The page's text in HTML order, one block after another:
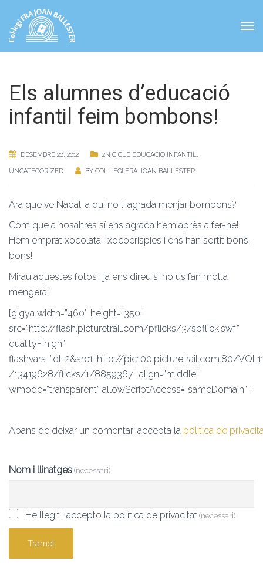
Els alumnes d’educació
infantil feim bombons!
DESEMBRE 20, 2012 2N CICLE EDUCACIÓ INFANTIL,
UNCATEGORIZED BY COL.LEGI FRA JOAN BALLESTER
Ara que ve Nadal, a qui no li agrada menjar bombons?
Com que a nosaltres sí ens agrada hem après a fer-ne!
Hem emprat xocolata i xococrispies i ens han sortit bons,
bons!
Mirau aquestes fotos i ja ens direu si no us fan molta
mengera!
[gigya width=”460″ height=”350″
src=”http://flash.picturetrail.com/pflicks/3/spflick.swf”
quality=”high”
flashvars=”ql=2&src1=http://pic100.picturetrail.com:80/
/13419628/flicks/1/8859367″ align=”middle”
wmode=”transparent” allowScriptAccess=”sameDomain” ]
Abans de deixar un comentari accepta la política de
Nom i llinatges (necessari)
He llegit i accepto la política de privacitat (necessari)
Tramet